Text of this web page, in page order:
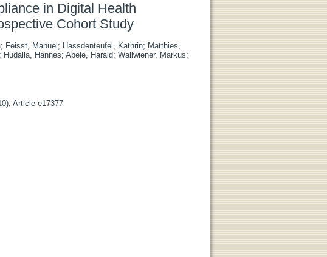
in Digital Health
Cohort Study
; Feisst, Manuel ; Hassdenteufel, Kathrin; Matthies,
; Hudalla, Hannes; Abele, Harald; Wallwiener, Markus;
Article e17377